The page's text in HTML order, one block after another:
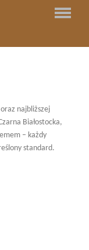
najbliższej
Białostocka,
– każdy
standard.